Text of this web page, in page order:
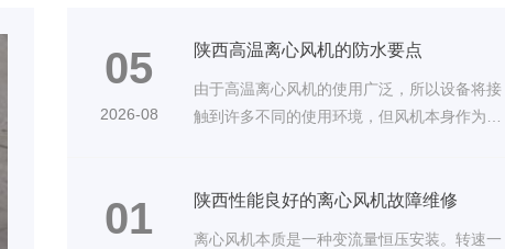
05
2026-08
陕西高温离心风机的防水要点
由于高温离心风机的使用广泛，所以设备将接
触到许多不同的使用环境，但风机本身作为电
01 陕西性能良好的离心风机故障维修
离心风机本质是一种变流量恒压安装。转速一